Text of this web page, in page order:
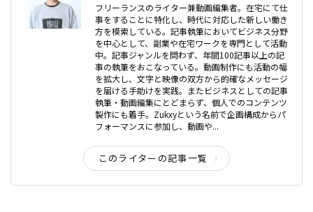
フリーランスのライター兼動画編集者。在宅にて仕
事をすることに特化し、時代に対応した新しい働き
方を模索している。記事執筆においてビジネス分野
を中心として、副業や在宅ワークを専門として活動
中。記事ジャンルを問わず、年間100記事以上の記
事の執筆をおこなっている。動画制作にも活動の幅
を拡大し、文字と映像の双方から的確なメッセージ
を届ける手助けを実践。またビジネスとしての記事
執筆・動画編集にとどまらず、個人でのコンテンツ
製作にも着手。Zukxyという名前で企画構成からパ
フォーマンスに参加し、動画や...
このライターの記事一覧